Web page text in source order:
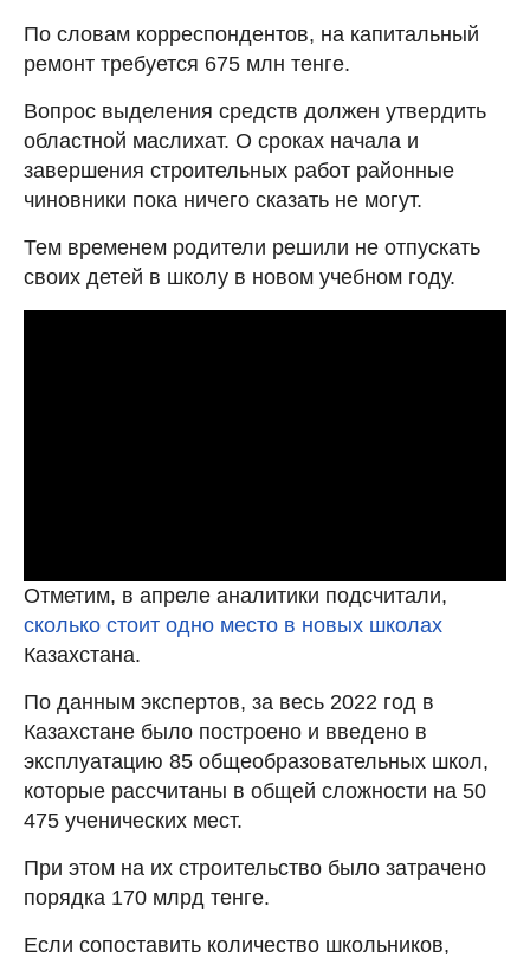
По словам корреспондентов, на капитальный
ремонт требуется 675 млн тенге.
Вопрос выделения средств должен утвердить
областной маслихат. О сроках начала и
завершения строительных работ районные
чиновники пока ничего сказать не могут.
Тем временем родители решили не отпускать
своих детей в школу в новом учебном году.
Отметим, в апреле аналитики подсчитали,
сколько стоит одно место в новых школах
Казахстана.
По данным экспертов, за весь 2022 год в
Казахстане было построено и введено в
эксплуатацию 85 общеобразовательных школ,
которые рассчитаны в общей сложности на 50
475 ученических мест.
При этом на их строительство было затрачено
порядка 170 млрд тенге.
Если сопоставить количество школьников,